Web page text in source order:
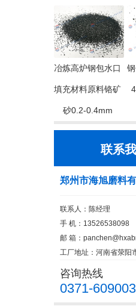
冶炼高炉钢包水口
填充材料原料铬矿
砂0.2-0.4mm
联系
郑州市海旭磨料
联系人：陈经理
手 机：13526538098
邮 箱：
工厂地址：河南省荥阳
咨询热线
0371-